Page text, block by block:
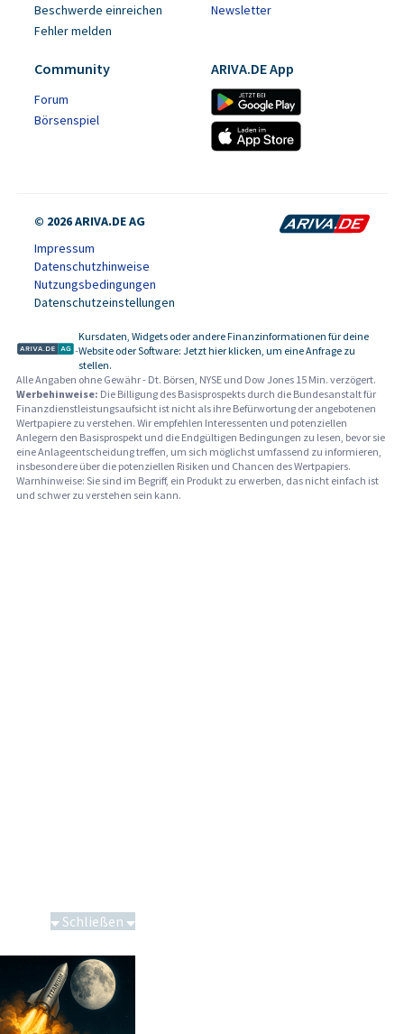
Beschwerde einreichen
Fehler melden
Newsletter
Community
Forum
Börsenspiel
ARIVA.DE App
© 2026 ARIVA.DE AG
Impressum
Datenschutzhinweise
Nutzungsbedingungen
Datenschutzeinstellungen
-
Kursdaten, Widgets oder andere Finanzinformationen für deine
Website oder Software: Jetzt hier klicken, um eine Anfrage zu
stellen.
Alle Angaben ohne Gewähr - Dt. Börsen, NYSE und Dow Jones 15 Min. verzögert.
Werbehinweise: Die Billigung des Basisprospekts durch die Bundesanstalt für
Finanzdienstleistungsaufsicht ist nicht als ihre Befürwortung der angebotenen
Wertpapiere zu verstehen. Wir empfehlen Interessenten und potenziellen
Anlegern den Basisprospekt und die Endgültigen Bedingungen zu lesen, bevor sie
eine Anlageentscheidung treffen, um sich möglichst umfassend zu informieren,
insbesondere über die potenziellen Risiken und Chancen des Wertpapiers.
Warnhinweise: Sie sind im Begriff, ein Produkt zu erwerben, das nicht einfach ist
und schwer zu verstehen sein kann.
Schließen